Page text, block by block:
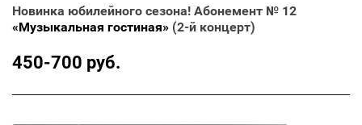
Новинка юбилейного сезона! Абонемент № 12
«Музыкальная гостиная» (2-й концерт)
450-700 руб.